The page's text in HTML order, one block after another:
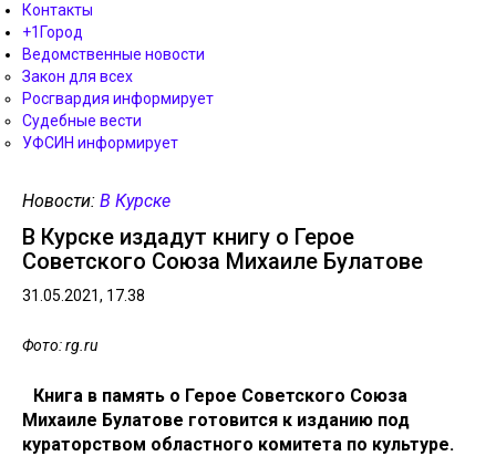
Контакты
+1Город
Ведомственные новости
Закон для всех
Росгвардия информирует
Судебные вести
УФСИН информирует
Новости: В Курске
В Курске издадут книгу о Герое
Советского Союза Михаиле Булатове
31.05.2021, 17.38
Фото: rg.ru
Книга в память о Герое Советского Союза
Михаиле Булатове готовится к изданию под
кураторством областного комитета по культуре.